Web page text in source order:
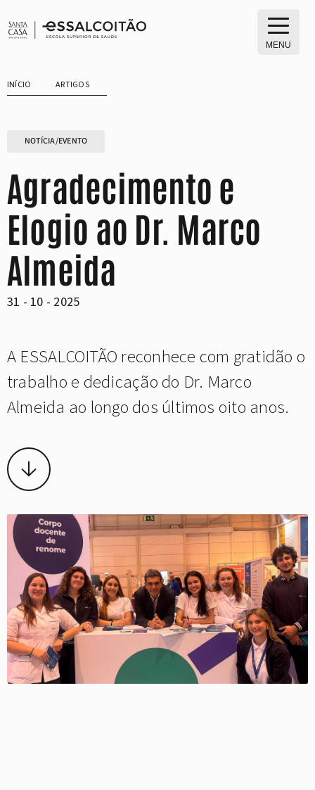
para
MENU
INÍCIO ARTIGOS
NOTÍCIA/EVENTO
Agradecimento e
Elogio ao Dr. Marco
Almeida
31 - 10 - 2025
A ESSALCOITÃO reconhece com gratidão o
trabalho e dedicação do Dr. Marco
Almeida ao longo dos últimos oito anos.